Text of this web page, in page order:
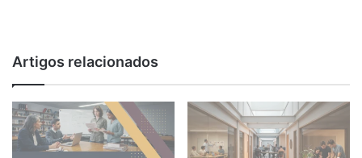
Artigos relacionados